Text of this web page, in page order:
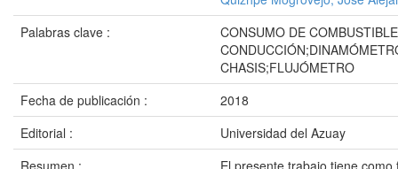
Palabras clave :
CONSUMO DE
CHASIS;FLUJÓMETRO
Fecha de publicación :
2018
Editorial :
Universidad del Azuay
Resumen :
El presente trabajo tiene como